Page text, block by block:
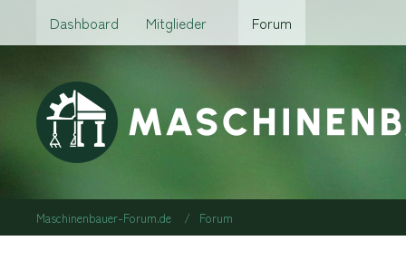
Dashboard Mitglieder Forum
Maschinenbauer-Forum.de Forum